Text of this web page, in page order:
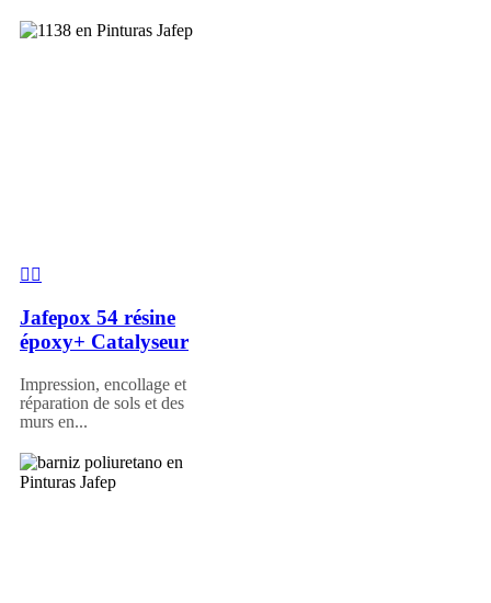
Jafepox 54 résine
époxy+ Catalyseur
Impression, encollage et
réparation de sols et des
murs en...